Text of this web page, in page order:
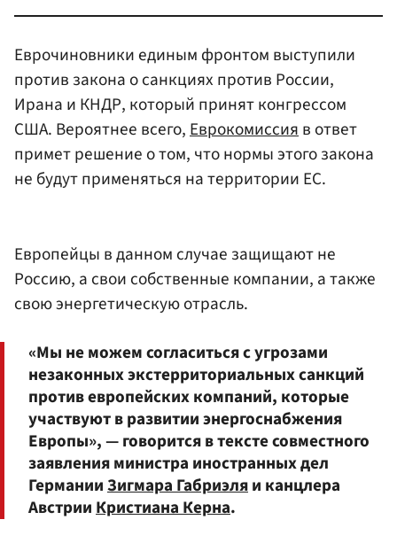
Еврочиновники единым фронтом выступили
против закона о санкциях против России,
Ирана и КНДР, который принят конгрессом
США. Вероятнее всего,Еврокомиссияв ответ
примет решение о том, что нормы этого закона
не будут применяться на территории ЕС.
Европейцы в данном случае защищают не
Россию, а свои собственные компании, а также
свою энергетическую отрасль.
«Мы не можем согласиться с угрозами
незаконных экстерриториальных санкций
против европейских компаний, которые
участвуют в развитии энергоснабжения
Европы», — говорится в тексте совместного
заявления министра иностранных дел
ГерманииЗигмара Габриэляи канцлера
АвстрииКристиана Керна.